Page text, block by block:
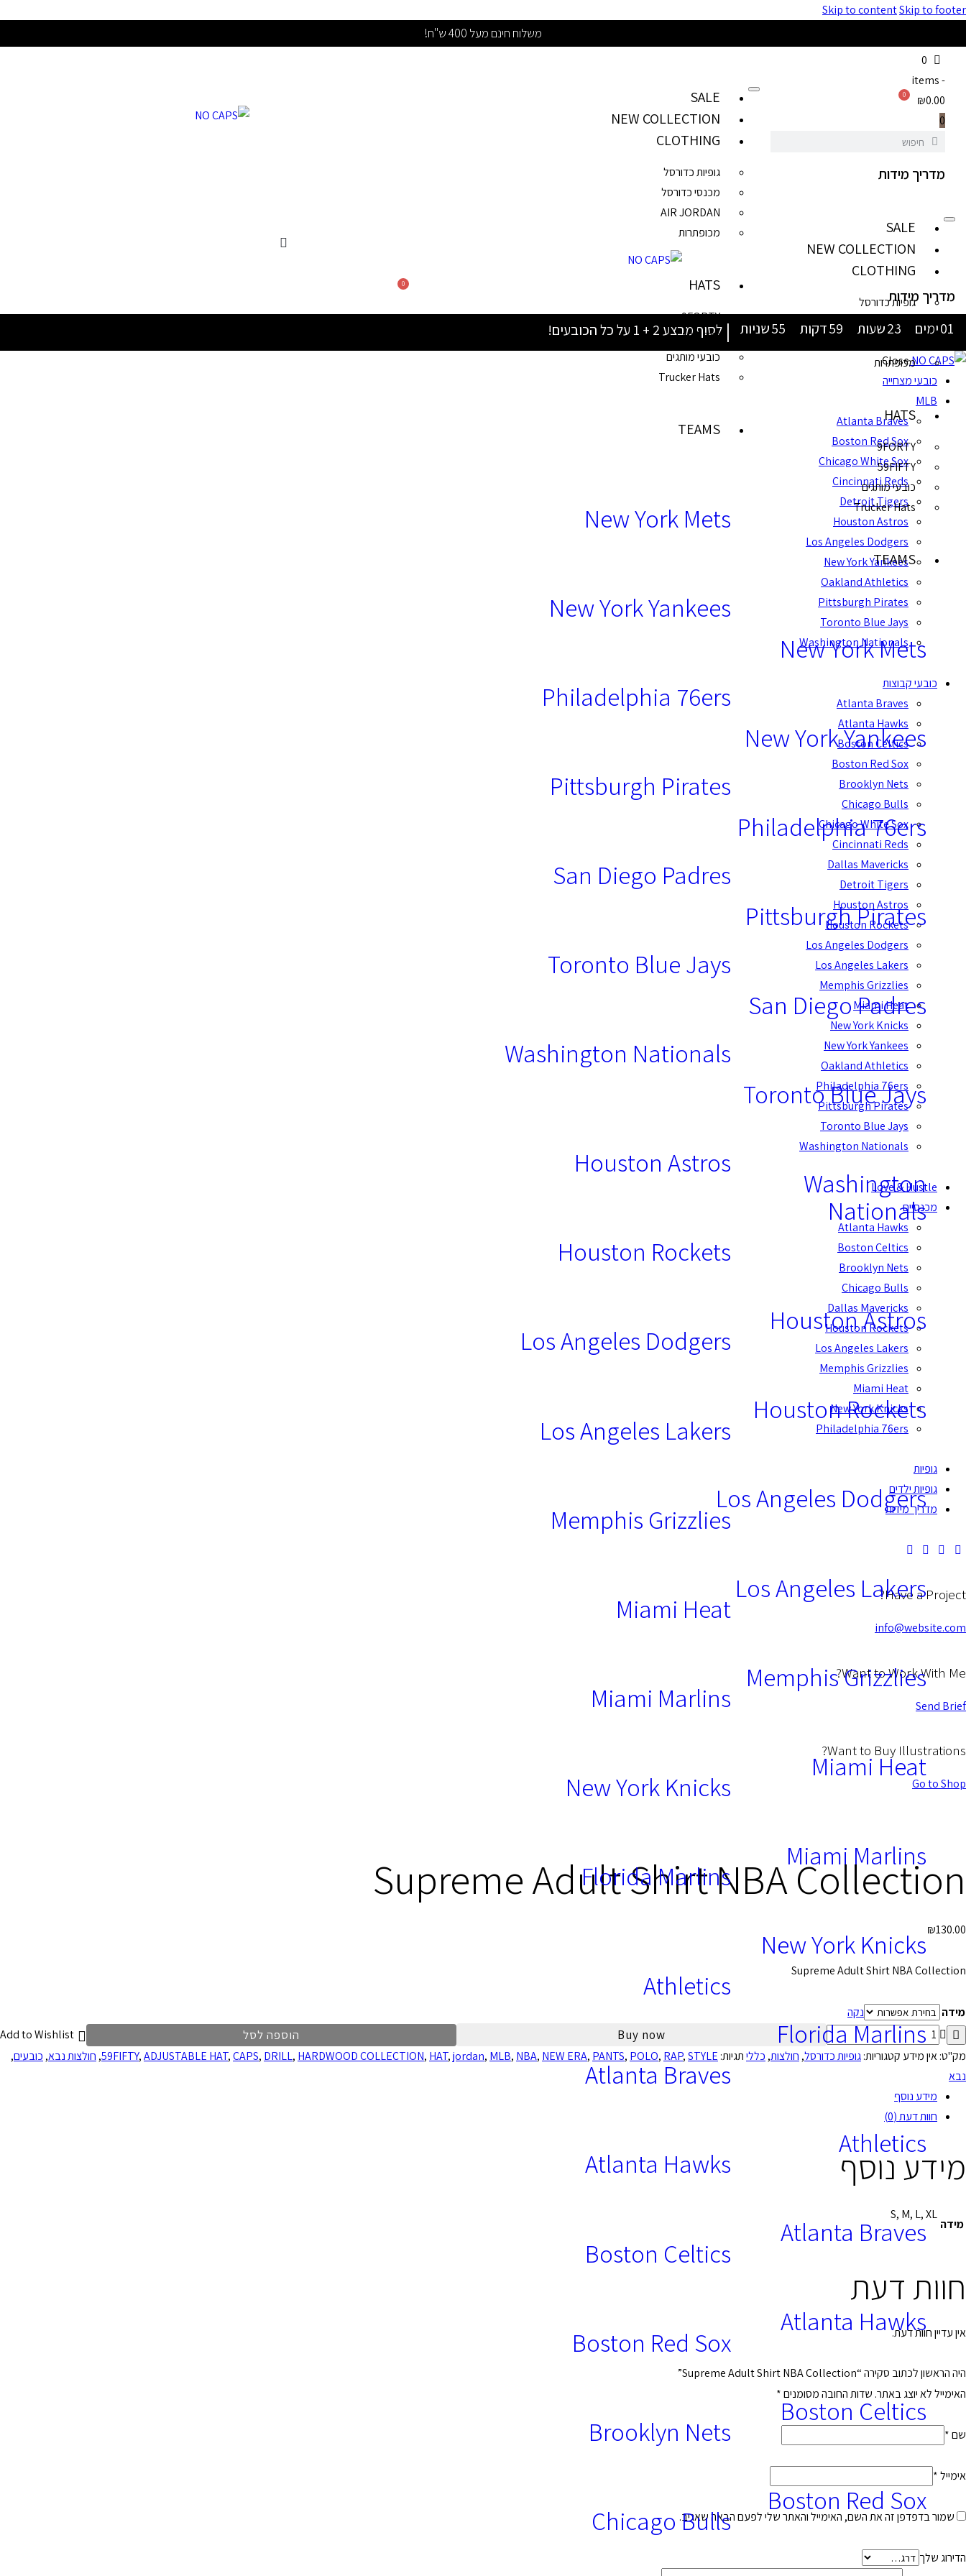
Skip to contentSkip to footer
משלוח חינם מעל 400 ש"ח!
0
items-
₪0.00
0
0
מדריך מידות
SALE
NEW COLLECTION
CLOTHING
גופיות כדורסל
מכנסי כדורסל
AIR JORDAN
מכופתרות
HATS
9FORTY
59FIFTY
כובעי מותגים
Trucker Hats
TEAMS
New York Mets
New York Yankees
Philadelphia 76ers
Pittsburgh Pirates
San Diego Padres
Toronto Blue Jays
Washington Nationals
Houston Astros
Houston Rockets
Los Angeles Dodgers
Los Angeles Lakers
Memphis Grizzlies
Miami Heat
Miami Marlins
New York Knicks
Florida Marlins
Athletics
Atlanta Braves
Atlanta Hawks
Boston Celtics
Boston Red Sox
Brooklyn Nets
Chicago Bulls
SALE
NEW COLLECTION
CLOTHING
גופיות כדורסל
מכנסי כדורסל
מכופתרות
HATS
9FORTY
59FIFTY
כובעי מותגים
Trucker Hats
TEAMS
New York Mets
New York Yankees
Philadelphia 76ers
Pittsburgh Pirates
San Diego Padres
Toronto Blue Jays
Washington
Nationals
Houston Astros
Houston Rockets
Los Angeles Dodgers
Los Angeles Lakers
Memphis Grizzlies
Miami Heat
Miami Marlins
New York Knicks
Florida Marlins
Athletics
Atlanta Braves
Atlanta Hawks
Boston Celtics
Boston Red Sox
מדריך מידות
0
01ימים 23שעות 59דקות 54שניות | לסוף מבצע 2 + 1 על כל הכובעים!
Close
כובעי מצחייה
MLB
Atlanta Braves
Boston Red Sox
Chicago White Sox
Cincinnati Reds
Detroit Tigers
Houston Astros
Los Angeles Dodgers
New York Yankees
Oakland Athletics
Pittsburgh Pirates
Toronto Blue Jays
Washington Nationals
כובעי קבוצות
Atlanta Braves
Atlanta Hawks
Boston Celtics
Boston Red Sox
Brooklyn Nets
Chicago Bulls
Chicago White Sox
Cincinnati Reds
Dallas Mavericks
Detroit Tigers
Houston Astros
Houston Rockets
Los Angeles Dodgers
Los Angeles Lakers
Memphis Grizzlies
Miami Heat
New York Knicks
New York Yankees
Oakland Athletics
Philadelphia 76ers
Pittsburgh Pirates
Toronto Blue Jays
Washington Nationals
Love & Hustle
מכנסיים
Atlanta Hawks
Boston Celtics
Brooklyn Nets
Chicago Bulls
Dallas Mavericks
Houston Rockets
Los Angeles Lakers
Memphis Grizzlies
Miami Heat
New York Knicks
Philadelphia 76ers
גופיות
גופיות ילדים
מדריך מידות
Have a Project?
info@website.com
Want to Work With Me?
Send Brief
Want to Buy Illustrations?
Go to Shop
Supreme Adult Shirt NBA Collection
₪130.00
Supreme Adult Shirt NBA Collection
מידה נקה
Buy now הוספה לסל
Add to Wishlist
מק"ט:אין מידע קטגוריות:גופיות כדורסל, חולצות, כלליתגיות: 59FIFTY,ADJUSTABLE HAT,CAPS, DRILL, HARDWOOD COLLECTION, HAT,jordan, MLB, NBA, NEW ERA, PANTS, POLO, RAP,STYLE
, חולצות נבא, כובעים,
נבא
מידע נוסף
חוות דעת (0)
מידע נוסף
מידה
S, M, L, XL
חוות דעת
אין עדיין חוות דעת.
היה הראשון לכתוב סקירה “Supreme Adult Shirt NBA Collection”
האימייל לא יוצג באתר. שדות החובה מסומנים*
שם*
אימייל*
שמור בדפדפן זה את השם, האימייל והאתר שלי לפעם הבאה שאגיב.
הדירוג שלך